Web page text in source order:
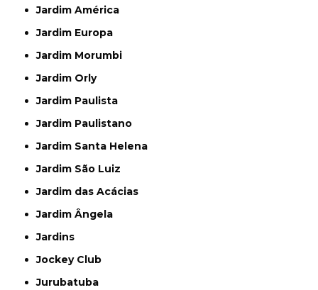
Jardim América
Jardim Europa
Jardim Morumbi
Jardim Orly
Jardim Paulista
Jardim Paulistano
Jardim Santa Helena
Jardim São Luiz
Jardim das Acácias
Jardim Ângela
Jardins
Jockey Club
Jurubatuba